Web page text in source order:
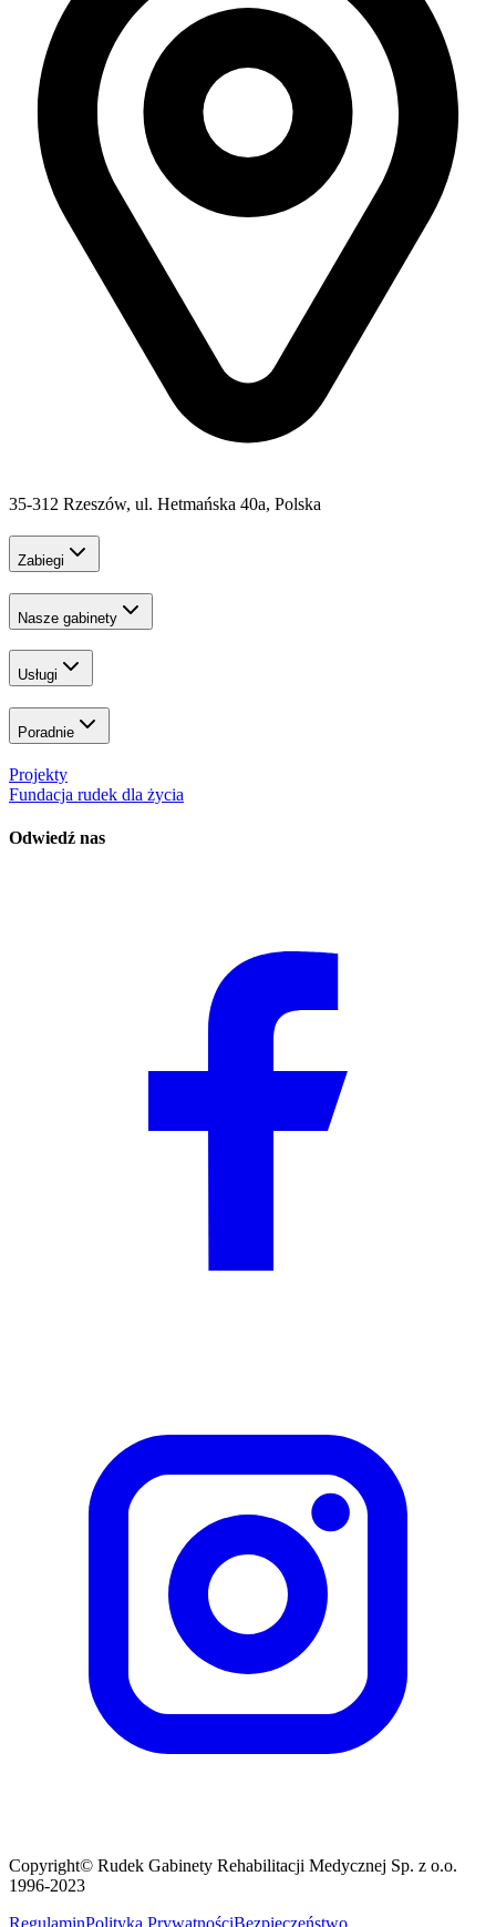
35-312 Rzeszów, ul. Hetmańska 40a, Polska
Zabiegi
Nasze gabinety
Usługi
Poradnie
Projekty
Fundacja rudek dla życia
Odwiedź nas
Copyright© Rudek Gabinety Rehabilitacji Medycznej Sp. z o.o.
1996-2023